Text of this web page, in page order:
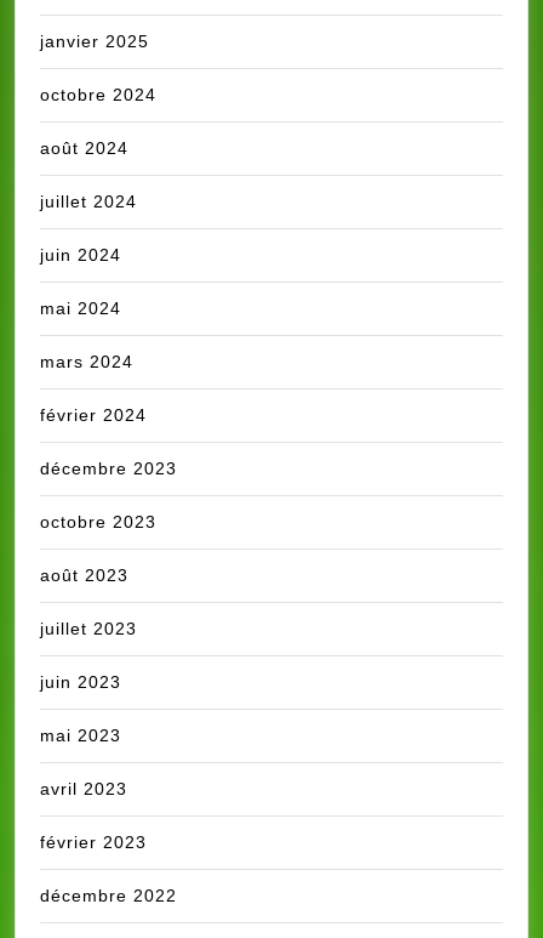
janvier 2025
octobre 2024
août 2024
juillet 2024
juin 2024
mai 2024
mars 2024
février 2024
décembre 2023
octobre 2023
août 2023
juillet 2023
juin 2023
mai 2023
avril 2023
février 2023
décembre 2022